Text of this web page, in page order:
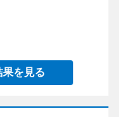
果を見る